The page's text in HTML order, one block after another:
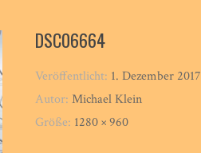
DSC06664
Veröffentlicht: 1. Dezember 2017
Autor:Michael Klein
Größe: 1280 × 960